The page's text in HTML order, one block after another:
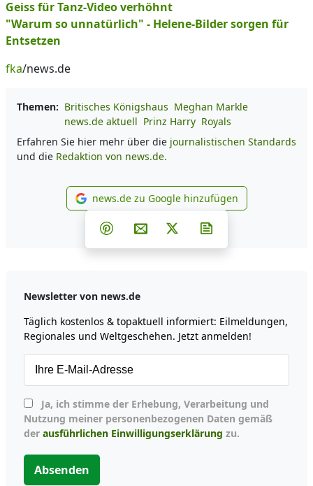
Geiss für Tanz-Video verhöhnt
"Warum so unnatürlich" - Helene-Bilder sorgen für
Entsetzen
fka/news.de
Themen: Britisches Königshaus Meghan Markle
news.de aktuell Prinz Harry Royals
Erfahren Sie hier mehr über die journalistischen Standards
und die Redaktion von news.de.
news.de zu Google
news.de zu Google hinzufügen
Teilen auf Facebook
Teilen auf Whatsapp
Teilen auf Telegram
Teilen auf Pinterest
Per E-Mail teilen
Post auf X
Newsletter von news.de
Täglich kostenlos & topaktuell informiert: Eilmeldungen,
Regionales und Weltgeschehen. Jetzt anmelden!
Nutzung meiner personenbezogenen Daten gemäß
der ausführlichen Einwilligungserklärung zu.
Absenden